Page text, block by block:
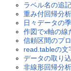
ラベル名の追
重み付回帰分
日々データの
作図でx軸の線
信頼区間のプ
read.tableの文
データの取り
非線形回帰分